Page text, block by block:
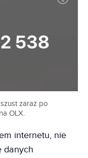
zaraz po
OLX.
internetu, nie
danych